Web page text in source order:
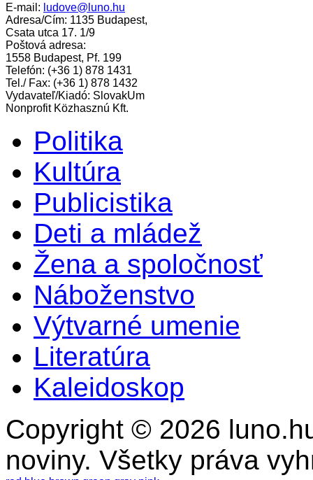
E-mail: ludove@luno.hu
Adresa/Cím: 1135 Budapest,
Csata utca 17. 1/9
Poštová adresa:
1558 Budapest, Pf. 199
Telefón: (+36 1) 878 1431
Tel./ Fax: (+36 1) 878 1432
Vydavateľ/Kiadó: SlovakUm
Nonprofit Közhasznú Kft.
Politika
Kultúra
Publicistika
Deti a mládež
Žena a spoločnosť
Náboženstvo
Výtvarné umenie
Literatúra
Kaleidoskop
Copyright © 2026
noviny. Všetky práva